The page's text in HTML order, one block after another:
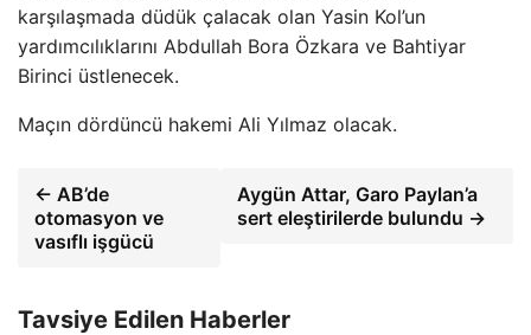
karşılaşmada düdük çalacak olan Yasin Kol’un
yardımcılıklarını Abdullah Bora Özkara ve Bahtiyar
Birinci üstlenecek.
Maçın dördüncü hakemi Ali Yılmaz olacak.
← AB’de
otomasyon ve
vasıflı işgücü
Aygün Attar, Garo Paylan’a
sert eleştirilerde bulundu →
Tavsiye Edilen Haberler